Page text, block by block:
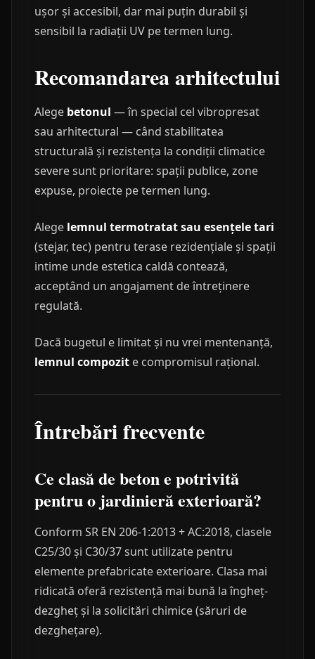
ușor și accesibil, dar mai puțin durabil și
sensibil la radiații UV pe termen lung.
Recomandarea arhitectului
Alege betonul — în special cel vibropresat
sau arhitectural — când stabilitatea
structurală și rezistența la condiții climatice
severe sunt prioritare: spații publice, zone
expuse, proiecte pe termen lung.
Alege lemnul termotratat sau esențele tari
(stejar, tec) pentru terase rezidențiale și spații
intime unde estetica caldă contează,
acceptând un angajament de întreținere
regulată.
Dacă bugetul e limitat și nu vrei mentenanță,
lemnul compozit e compromisul rațional.
Întrebări frecvente
Ce clasă de beton e potrivită
pentru o jardinieră exterioară?
Conform SR EN 206-1:2013 + AC:2018, clasele
C25/30 și C30/37 sunt utilizate pentru
elemente prefabricate exterioare. Clasa mai
ridicată oferă rezistență mai bună la îngheț-
dezgheț și la solicitări chimice (săruri de
dezghețare).